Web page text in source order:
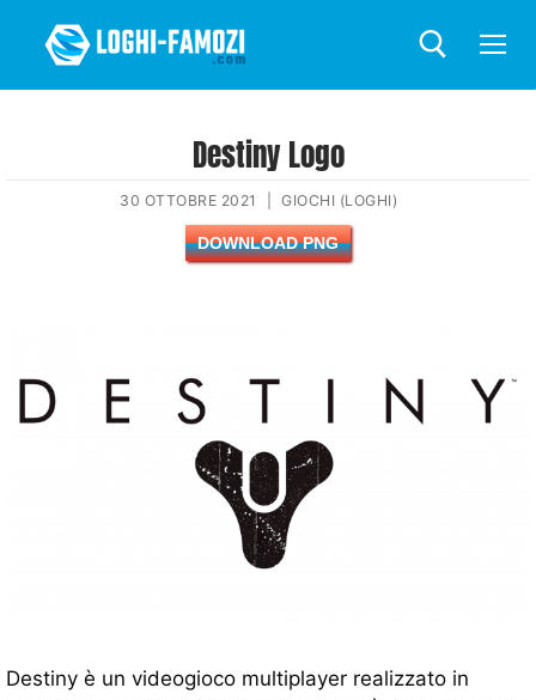
Destiny Logo
30 OTTOBRE 2021 GIOCHI (LOGHI)
DOWNLOAD PNG
Destiny è un videogioco multiplayer realizzato in